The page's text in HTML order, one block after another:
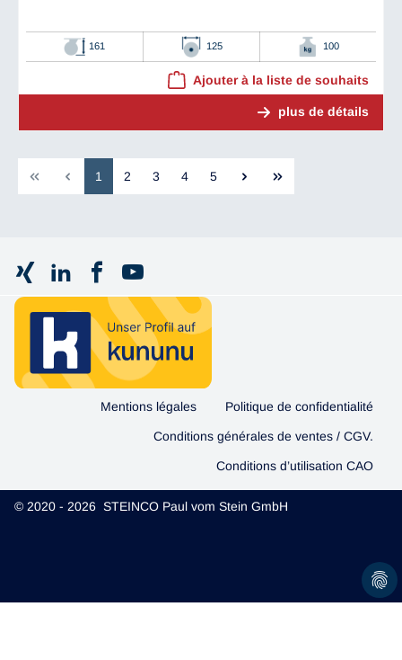
161 125 100
Ajouter à la liste de souhaits
plus de détails
1 2 3 4 5
Mentions légales Politique de confidentialité
Conditions générales de ventes / CGV.
Conditions d’utilisation CAO
© 2020 - 2026 STEINCO Paul vom Stein GmbH